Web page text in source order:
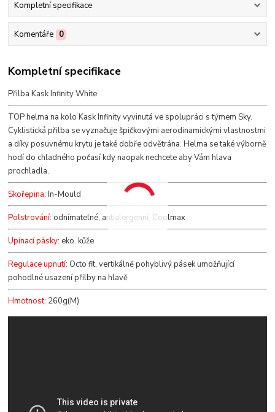
Kompletní specifikace
Komentáře 0
Kompletní specifikace
Přilba Kask Infinity White
TOP helma na kolo Kask Infinity vyvinutá ve spolupráci s týmem Sky.
Cyklistická přilba se vyznačuje špičkovými aerodinamickými vlastnostmi
a díky posuvnému krytu je také dobře odvětrána. Helma se také výborně
hodí do chladného počasí kdy naopak nechcete aby Vám hlava
prochladla.
Skořepina: In-Mould
Polstrování: odnímatelné, antialergenní, Coolmax
Upínací pásky: eko. kůže
Regulace upnutí: Octo fit, vertikálně pohyblivý pásek umožňující
pohodlné usazení přilby na hlavě
Hmotnost: 260g(M)